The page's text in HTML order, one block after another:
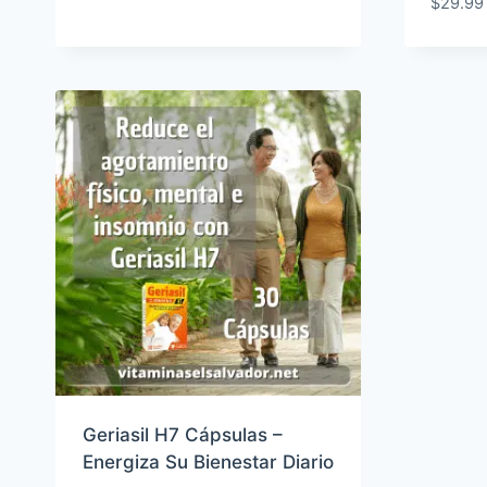
Geriasil H7 Cápsulas –
Energiza Su Bienestar Diario